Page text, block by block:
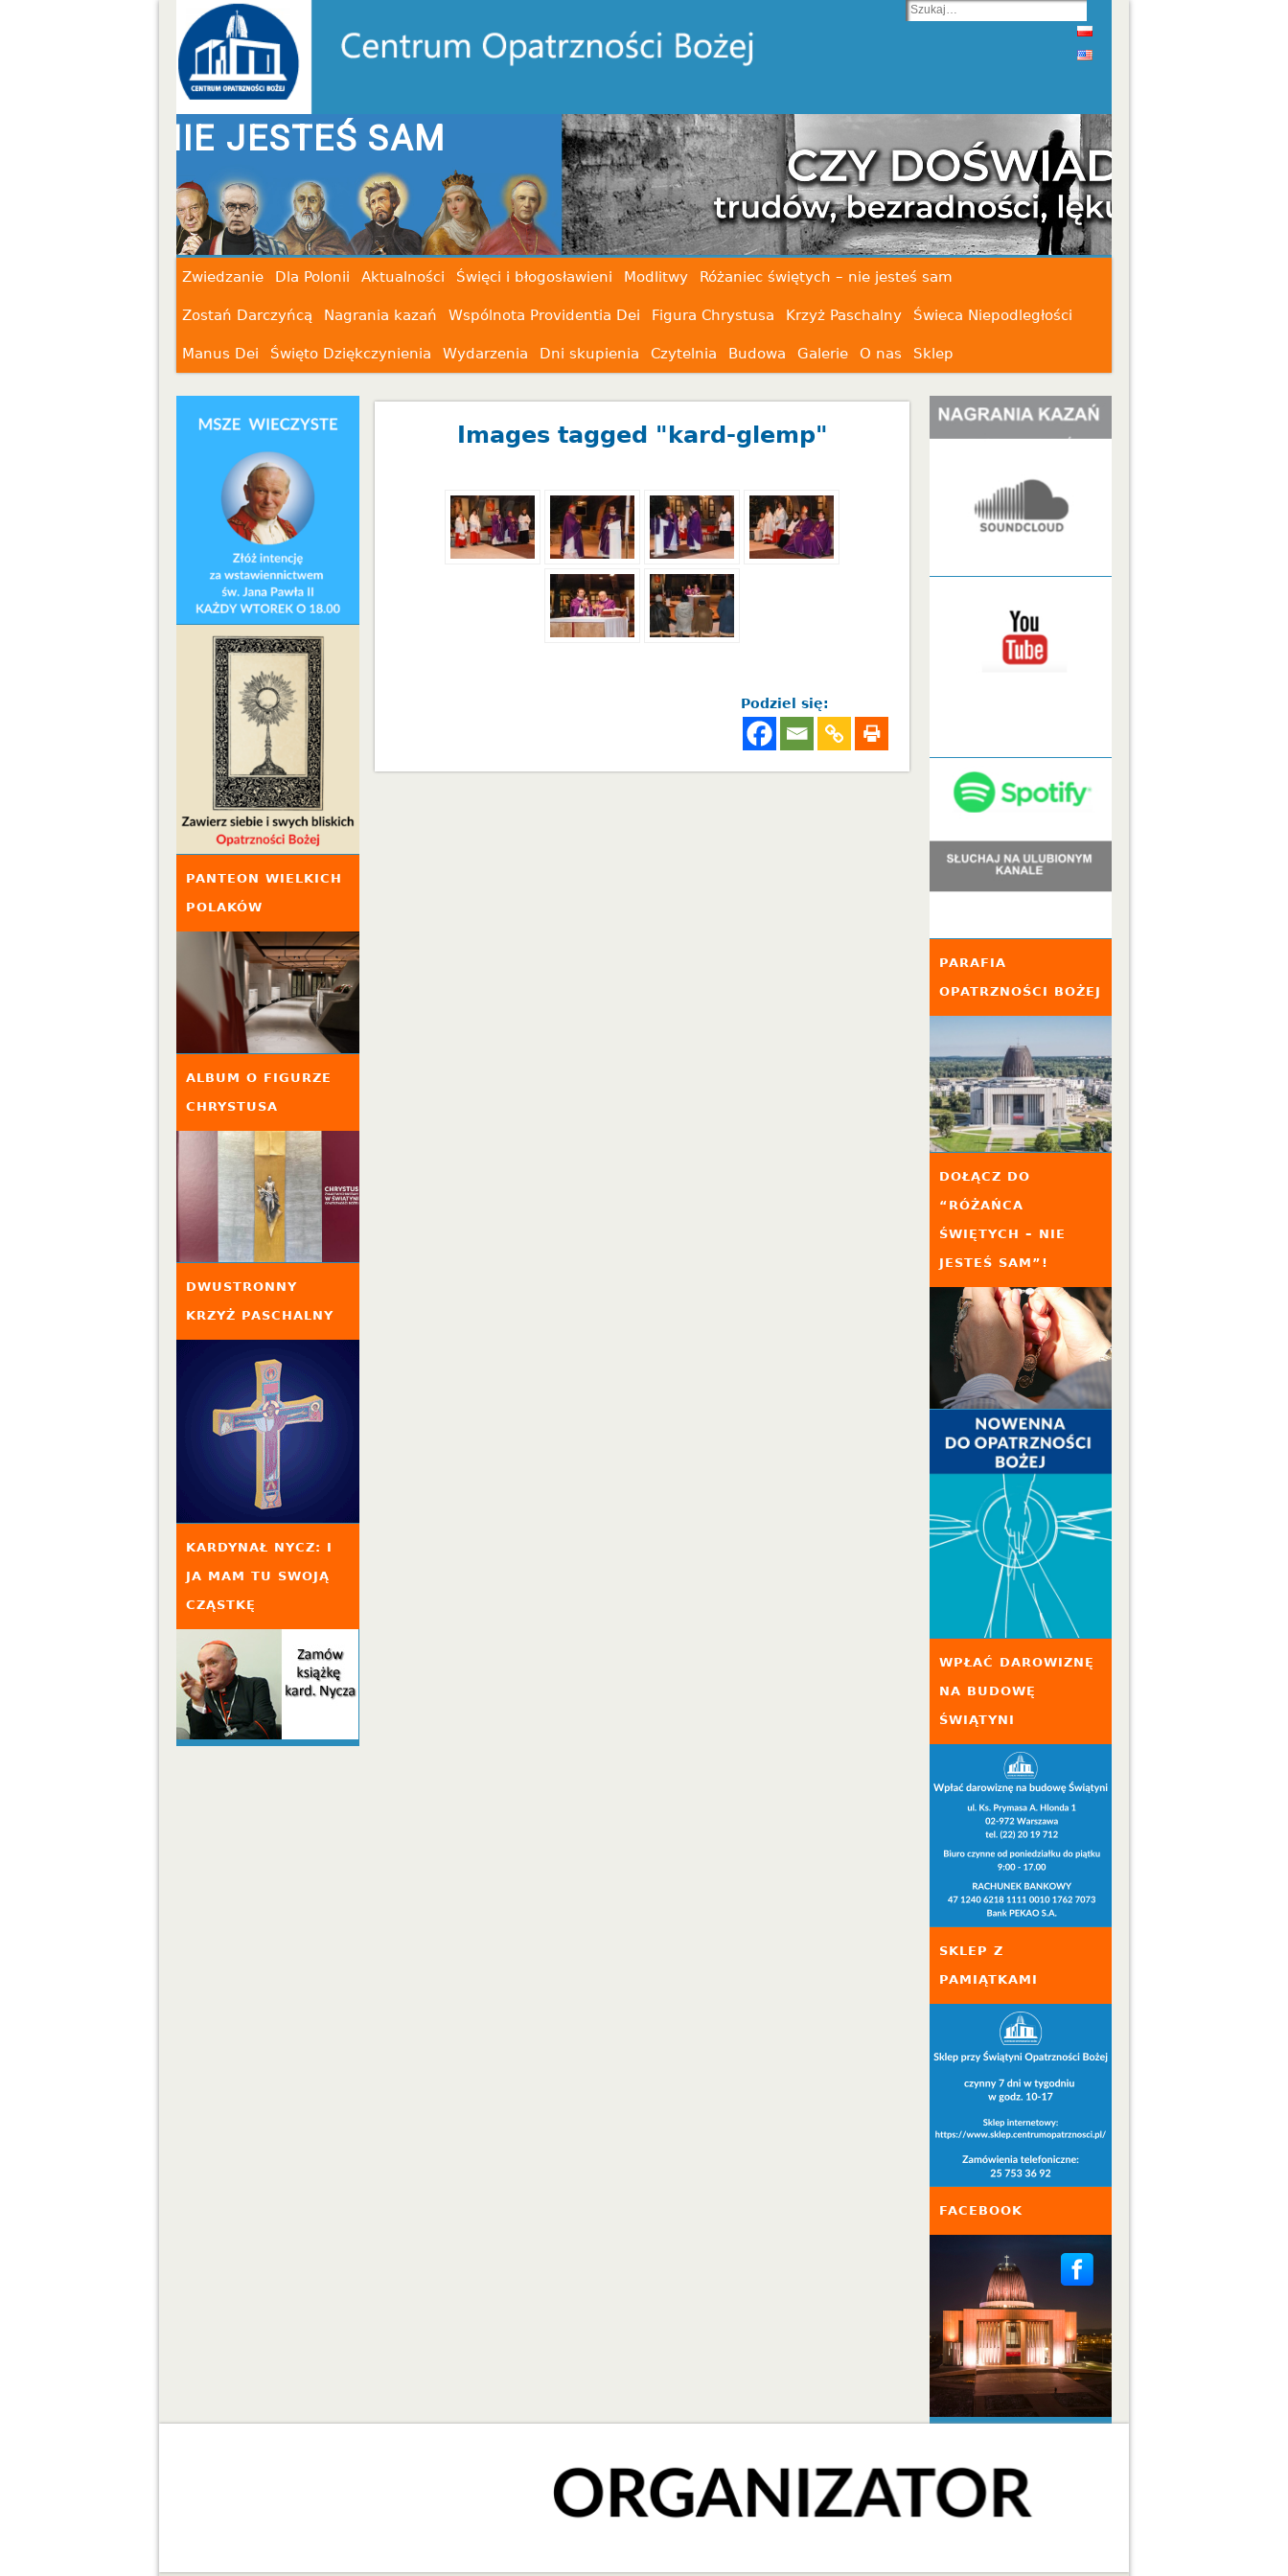
Zwiedzanie Dla Polonii Aktualności Święci i błogosławieni Modlitwy Różaniec świętych – nie jesteś sam
Zostań Darczyńcą Nagrania kazań Wspólnota Providentia Dei Figura Chrystusa Krzyż Paschalny Świeca Niepodległości
Manus Dei Święto Dziękczynienia Wydarzenia Dni skupienia Czytelnia Budowa Galerie O nas Sklep
Images tagged "kard-glemp"
Podziel się:
PANTEON WIELKICH
POLAKÓW
ALBUM O FIGURZE
CHRYSTUSA
DWUSTRONNY
KRZYŻ PASCHALNY
KARDYNAŁ NYCZ: I
JA MAM TU SWOJĄ
CZĄSTKĘ
PARAFIA
OPATRZNOŚCI BOŻEJ
DOŁĄCZ DO
“RÓŻAŃCA
ŚWIĘTYCH – NIE
JESTEŚ SAM”!
WPŁAĆ DAROWIZNĘ
NA BUDOWĘ
ŚWIĄTYNI
SKLEP Z
PAMIĄTKAMI
FACEBOOK